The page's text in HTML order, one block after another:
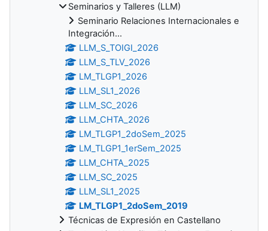
Seminarios y Talleres (LLM)
Seminario Relaciones Internacionales e
Integración...
LLM_S_TOIGI_2026
LLM_S_TLV_2026
LM_TLGP1_2026
LLM_SL1_2026
LLM_SC_2026
LLM_CHTA_2026
LM_TLGP1_2doSem_2025
LM_TLGP1_1erSem_2025
LLM_CHTA_2025
LLM_SC_2025
LLM_SL1_2025
LM_TLGP1_2doSem_2019
Técnicas de Expresión en Castellano